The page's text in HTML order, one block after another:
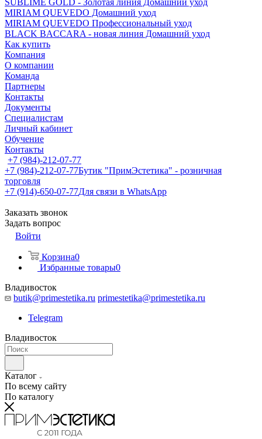
SUBLIME GOLD - Золотая линия Домашний уход
MIRIAM QUEVEDO Домашний уход
MIRIAM QUEVEDO Профессиональный уход
BLACK BACCARA - новая линия Домашний уход
Как купить
Компания
О компании
Команда
Партнеры
Контакты
Документы
Специалистам
Личный кабинет
Обучение
Контакты
+7 (984)-212-07-77
+7 (984)-212-07-77Бутик "ПримЭстетика" - розничная
торговля
+7 (914)-650-07-77Для связи в WhatsApp
Заказать звонок
Задать вопрос
Войти
Корзина0
Избранные товары0
Владивосток
butik@primestetika.ru primestetika@primestetika.ru
Telegram
Владивосток
Каталог
По всему сайту
По каталогу